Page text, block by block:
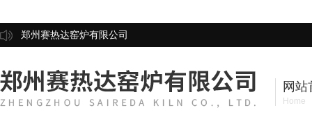
郑州赛热达窑炉有限公司
网站
Home